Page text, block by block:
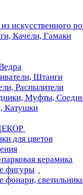
искусственного
Качели, Гамаки
Штанги
Распылители
Муфты,
Катушки
для цветов
керамика
фигуры
фонари,